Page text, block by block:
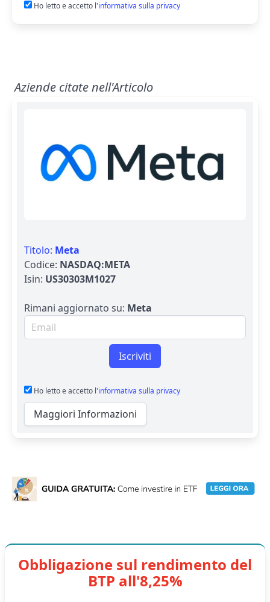
Ho letto e accetto l'informativa sulla privacy
Aziende citate nell'Articolo
Titolo: Meta
Codice: NASDAQ:META
Isin: US30303M1027
Rimani aggiornato su: Meta
Email per newsletter
Iscriviti
Ho letto e accetto l'informativa sulla privacy
Maggiori Informazioni
Obbligazione sul rendimento del
BTP all'8,25%